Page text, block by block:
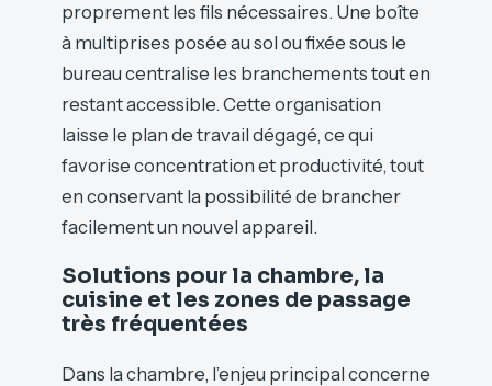
proprement les fils nécessaires. Une boîte
à multiprises posée au sol ou fixée sous le
bureau centralise les branchements tout en
restant accessible. Cette organisation
laisse le plan de travail dégagé, ce qui
favorise concentration et productivité, tout
en conservant la possibilité de brancher
facilement un nouvel appareil.
Solutions pour la chambre, la
cuisine et les zones de passage
très fréquentées
Dans la chambre, l’enjeu principal concerne